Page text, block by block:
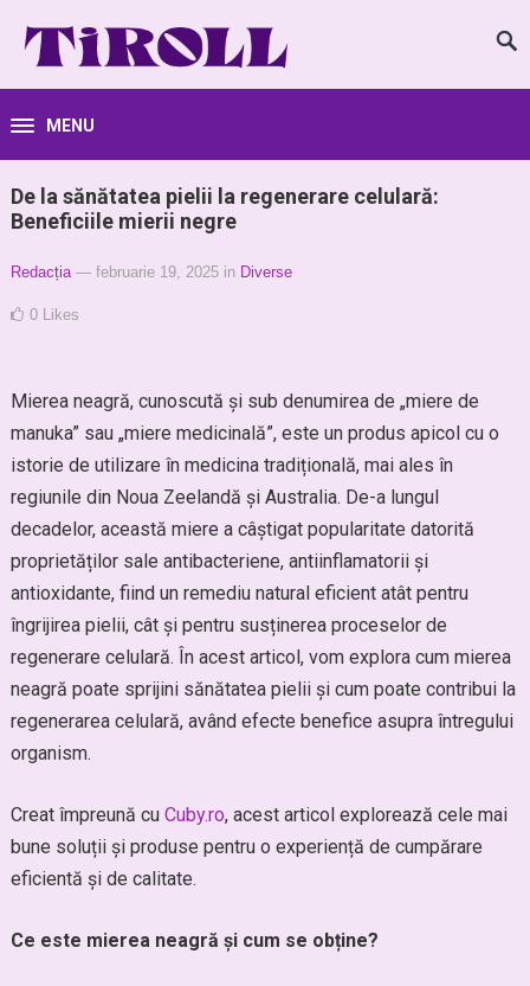
MENU
De la sănătatea pielii la regenerare celulară:
Beneficiile mierii negre
Redacția — februarie 19, 2025 in Diverse
0 Likes
Mierea neagră, cunoscută și sub denumirea de „miere de
manuka” sau „miere medicinală”, este un produs apicol cu o
istorie de utilizare în medicina tradițională, mai ales în
regiunile din Noua Zeelandă și Australia. De-a lungul
decadelor, această miere a câștigat popularitate datorită
proprietăților sale antibacteriene, antiinflamatorii și
antioxidante, fiind un remediu natural eficient atât pentru
îngrijirea pielii, cât și pentru susținerea proceselor de
regenerare celulară. În acest articol, vom explora cum mierea
neagră poate sprijini sănătatea pielii și cum poate contribui la
regenerarea celulară, având efecte benefice asupra întregului
organism.
Creat împreună cu Cuby.ro, acest articol explorează cele mai
bune soluții și produse pentru o experiență de cumpărare
eficientă și de calitate.
Ce este mierea neagră și cum se obține?